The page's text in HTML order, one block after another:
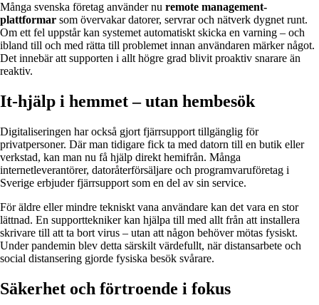
Många svenska företag använder nu remote management-
plattformar som övervakar datorer, servrar och nätverk dygnet runt.
Om ett fel uppstår kan systemet automatiskt skicka en varning – och
ibland till och med rätta till problemet innan användaren märker något.
Det innebär att supporten i allt högre grad blivit proaktiv snarare än
reaktiv.
It-hjälp i hemmet – utan hembesök
Digitaliseringen har också gjort fjärrsupport tillgänglig för
privatpersoner. Där man tidigare fick ta med datorn till en butik eller
verkstad, kan man nu få hjälp direkt hemifrån. Många
internetleverantörer, datoråterförsäljare och programvaruföretag i
Sverige erbjuder fjärrsupport som en del av sin service.
För äldre eller mindre tekniskt vana användare kan det vara en stor
lättnad. En supporttekniker kan hjälpa till med allt från att installera
skrivare till att ta bort virus – utan att någon behöver mötas fysiskt.
Under pandemin blev detta särskilt värdefullt, när distansarbete och
social distansering gjorde fysiska besök svårare.
Säkerhet och förtroende i fokus